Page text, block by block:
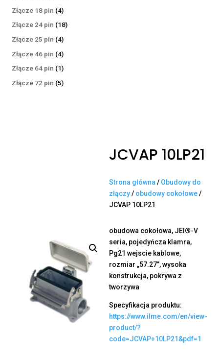
Złącze 18 pin 44
produkty
Złącze 24 pin 1818
Złącze 25 pin 44
produkty
Złącze 46 pin 44
produkty
Złącze 64 pin 11
produkt
Złącze 72 pin 55
JCVAP 10LP21
Strona główna / Obudowy do
złączy/ obudowy cokołowe/
JCVAP 10LP21
obudowa cokołowa, JEI®-V
seria, pojedyńcza klamra,
Pg21 wejscie kablowe,
rozmiar „57.27”, wysoka
konstrukcja, pokrywa z
tworzywa
Specyfikacja produktu:
https://www.ilme.com/en/view-
product/?
code=JCVAP+10LP21&pdf=1